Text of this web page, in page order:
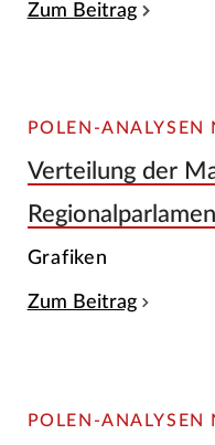
Zum Beitrag
POLEN-
Verteilung der
Grafiken
Zum Beitrag
POLEN-